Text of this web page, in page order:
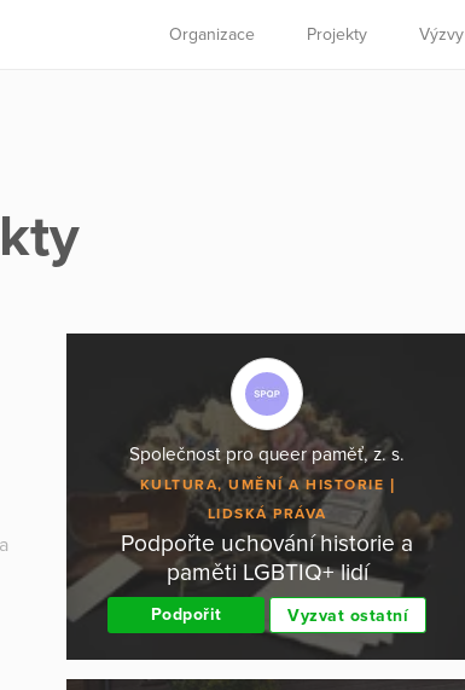
Organizace Projekty Výzvy
Společnost pro queer paměť, z. s.
KULTURA, UMĚNÍ A HISTORIE
LIDSKÁ PRÁVA
Podpořte uchování historie a
paměti LGBTIQ+ lidí
Podpořit Vyzvat ostatní